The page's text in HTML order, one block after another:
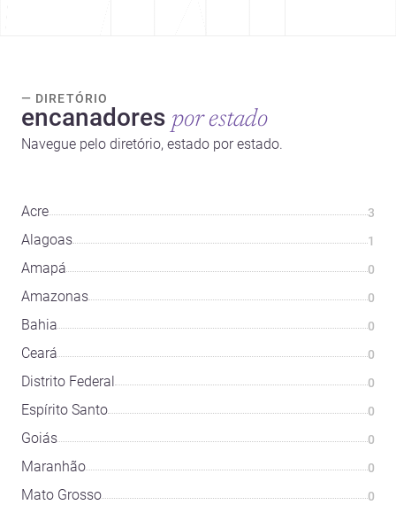
— DIRETÓRIO
encanadores por estado
Navegue pelo diretório, estado por estado.
Acre 3
Alagoas 1
Amapá 0
Amazonas 0
Bahia 0
Ceará 0
Distrito Federal 0
Espírito Santo 0
Goiás 0
Maranhão 0
Mato Grosso 0